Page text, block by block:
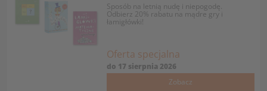
Sposób na letnią nudę i niepogodę.
Odbierz 20% rabatu na mądre gry i
łamigłówki!
Oferta specjalna
do 17 sierpnia 2026
Zobacz